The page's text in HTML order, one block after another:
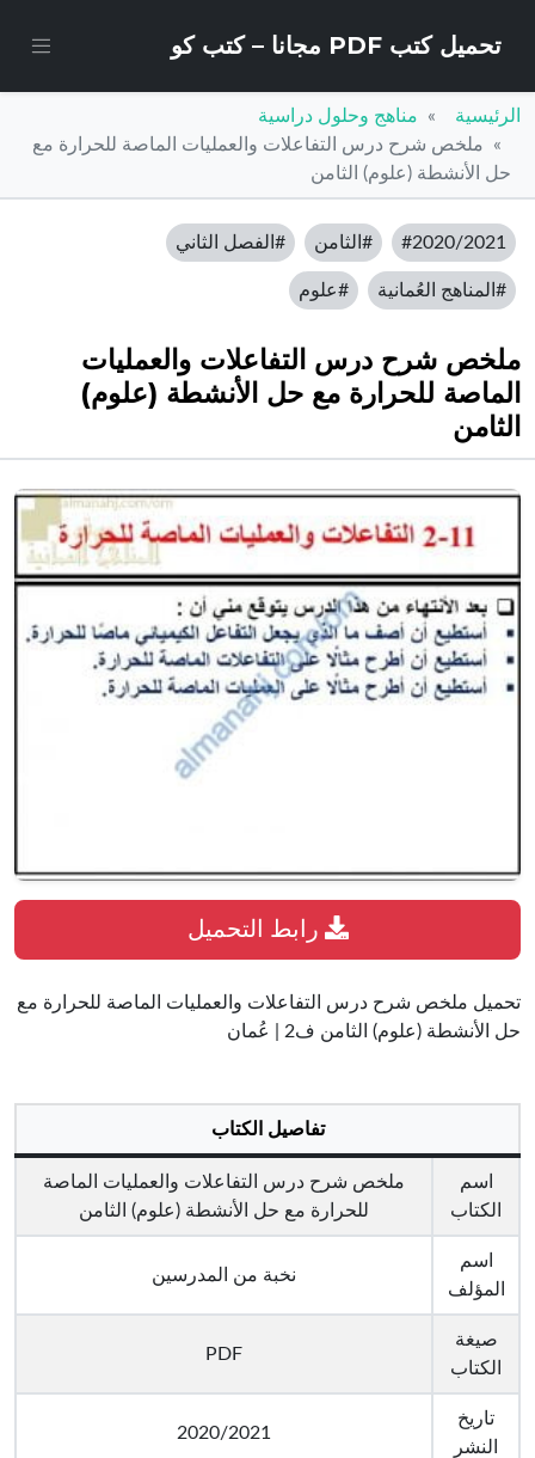
تحميل كتب PDF مجانا – كتب كو
الرئيسية
مناهج وحلول دراسية
ملخص شرح درس التفاعلات والعمليات الماصة للحرارة مع
حل الأنشطة (علوم) الثامن
#2020/2021 #الثامن #الفصل الثاني
#المناهج العُمانية #علوم
ملخص شرح درس التفاعلات والعمليات
الماصة للحرارة مع حل الأنشطة (علوم)
الثامن
تحميل ملخص شرح درس التفاعلات والعمليات الماصة للحرارة مع
حل الأنشطة (علوم) الثامن ف2 | عُمان
تفاصيل الكتاب
اسم
الكتاب
ملخص شرح درس التفاعلات والعمليات الماصة
للحرارة مع حل الأنشطة (علوم) الثامن
اسم
المؤلف
نخبة من المدرسين
صيغة
الكتاب
PDF
تاريخ
النشر
2020/2021